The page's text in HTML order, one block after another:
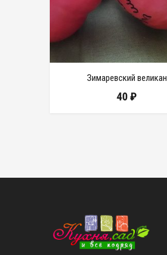
Зимаревский великан
40₽